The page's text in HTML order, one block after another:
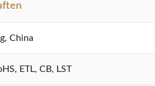
China
ETL, CB, LST